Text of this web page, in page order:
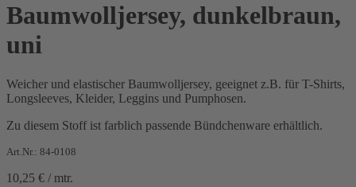
Baumwolljersey, dunkelbraun,
uni
Weicher und elastischer Baumwolljersey, geeignet z.B. für T-Shirts,
Longsleeves, Kleider, Leggins und Pumphosen.
Zu diesem Stoff ist farblich passende Bündchenware erhältlich.
Art.Nr.: 84-0108
10,25 € / mtr.